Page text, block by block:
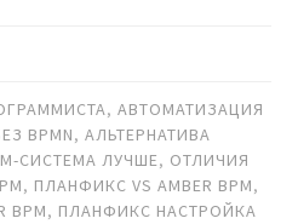
,АВТОМАТИЗАЦИЯ
BPMN,АЛЬТЕРНАТИВА
СИСТЕМА ЛУЧШЕ, ОТЛИЧИЯ
, ПЛАНФИКС VS AMBER BPM,
BPM, ПЛАНФИКС НАСТРОЙКА